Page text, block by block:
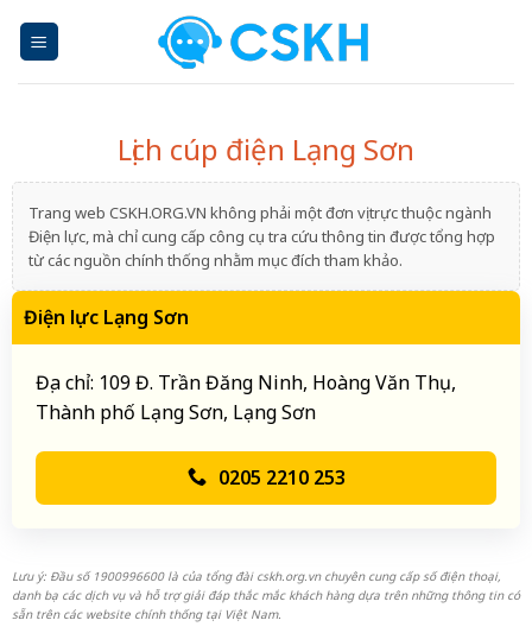
Lịch cúp điện Lạng Sơn
Trang web CSKH.ORG.VN không phải một đơn vị trực thuộc ngành
Điện lực, mà chỉ cung cấp công cụ tra cứu thông tin được tổng hợp
từ các nguồn chính thống nhằm mục đích tham khảo.
Điện lực Lạng Sơn
Địa chỉ: 109 Đ. Trần Đăng Ninh, Hoàng Văn Thụ,
Thành phố Lạng Sơn, Lạng Sơn
0205 2210 253
Lưu ý: Đầu số 1900996600 là của tổng đài cskh.org.vn chuyên cung cấp số điện thoại,
danh bạ các dịch vụ và hỗ trợ giải đáp thắc mắc khách hàng dựa trên những thông tin có
sẵn trên các website chính thống tại Việt Nam.